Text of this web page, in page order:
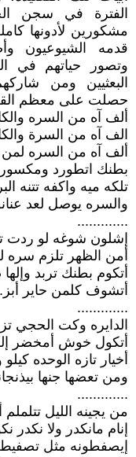
الفترة في سجن
مشكورين لأدونها
قدمه الشيوعيون
وتصور حياتهم في
البعثيين ومن
حصلت على معظم
ألف آه من السره
الف آه من السرة
ألف آه من السره
بطنك اتطورد ومكسور
تلكه ميه واكفه تتنه
والسره يوصل لعد
.............
إشلون شوغه لو ردت
أمن الظهر تلزم سره
أتكوم بطنك تربد
أتشوف كلمن حاير
.............
الدايره وكت الحجي
أتكول خوش أمخضر
أخيار تازه الوحده
ومن تعضها جنها
.............
من يجينه الليل
إنام مانكدر ولا نكدر
إيصفطونه مثل تصفيط